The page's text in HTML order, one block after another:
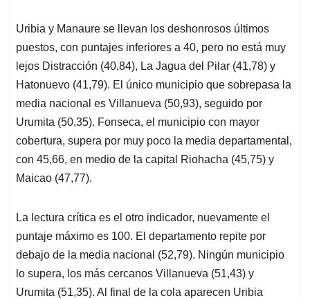
Uribia y Manaure se llevan los deshonrosos últimos
puestos, con puntajes inferiores a 40, pero no está muy
lejos Distracción (40,84), La Jagua del Pilar (41,78) y
Hatonuevo (41,79). El único municipio que sobrepasa la
media nacional es Villanueva (50,93), seguido por
Urumita (50,35). Fonseca, el municipio con mayor
cobertura, supera por muy poco la media departamental,
con 45,66, en medio de la capital Riohacha (45,75) y
Maicao (47,77).
La lectura crítica es el otro indicador, nuevamente el
puntaje máximo es 100. El departamento repite por
debajo de la media nacional (52,79). Ningún municipio
lo supera, los más cercanos Villanueva (51,43) y
Urumita (51,35). Al final de la cola aparecen Uribia